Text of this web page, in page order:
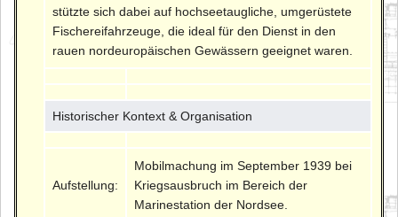
stützte sich dabei auf hochseetaugliche, umgerüstete
Fischereifahrzeuge, die ideal für den Dienst in den
rauen nordeuropäischen Gewässern geeignet waren.
Historischer Kontext & Organisation
Aufstellung:
Mobilmachung im September 1939 bei
Kriegsausbruch im Bereich der
Marinestation der Nordsee.